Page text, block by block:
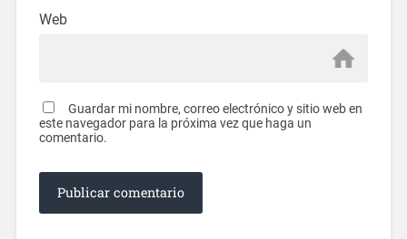
Web
Guardar mi nombre, correo electrónico y sitio web en
este navegador para la próxima vez que haga un
comentario.